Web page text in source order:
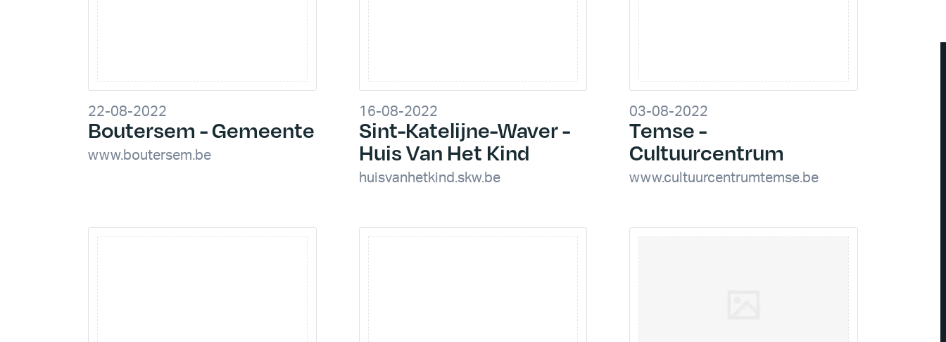
22-08-2022
Boutersem - Gemeente
www.boutersem.be
16-08-2022
Sint-Katelijne-Waver -
Huis Van Het Kind
huisvanhetkind.skw.be
03-08-2022
Temse -
Cultuurcentrum
www.cultuurcentrumtemse.be